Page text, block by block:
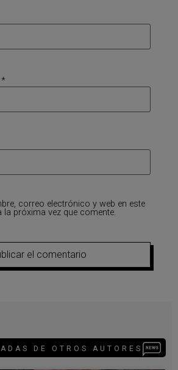
*
correo electrónico y web en este
la próxima vez que comente.
DE OTROS AUTORES